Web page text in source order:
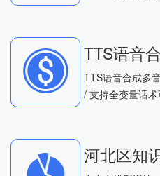
TTS语音
TTS语音合成多
/ 支持全变量话
河北区知